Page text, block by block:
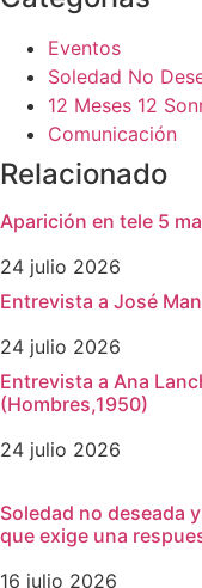
Eventos
Soledad No
12 Meses 12
Comunicación
Relacionado
Aparición en tele 5
24 julio 2026
Entrevista a José
24 julio 2026
Entrevista a Ana
(Hombres,1950)
24 julio 2026
Soledad no deseada
que exige una
16 julio 2026